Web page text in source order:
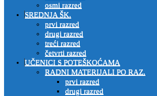
osmi razred
SREDNJA ŠK.
prvi razred
drugi razred
treći razred
četvrti razred
UČENICI S POTEŠKOĆAMA
RADNI MATERIJALI PO RAZ.
prvi razred
drugi razred